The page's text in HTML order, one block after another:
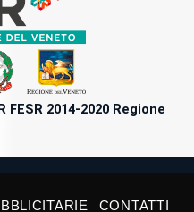
2014-2020 Regione
CONTATTI